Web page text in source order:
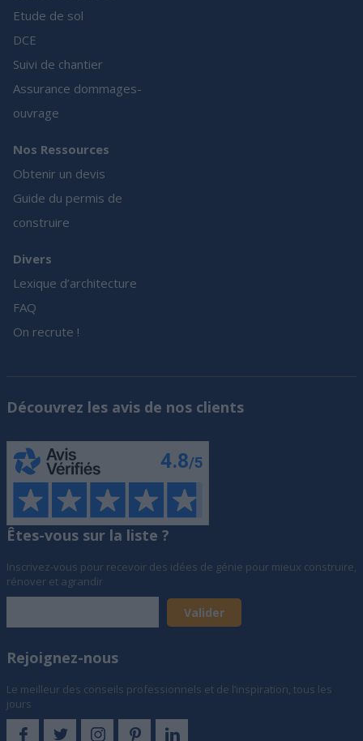
Etude de sol
DCE
Suivi de chantier
Assurance dommages-
ouvrage
Nos Ressources
Obtenir un devis
Guide du permis de
construire
Divers
Lexique d’architecture
FAQ
On recrute !
Découvrez les avis de nos clients
Êtes-vous sur la liste ?
Inscrivez-vous pour recevoir des idées de génie pour mieux construire,
rénover et agrandir
Rejoignez-nous
Le meilleur des conseils professionnels et de l’inspiration, tous les
jours